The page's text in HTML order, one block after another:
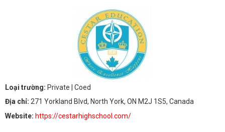
Loại trường: Private | Coed
Địa chỉ: 271 Yorkland Blvd, North York, ON M2J 1S5, Canada
Website: https://cestarhighschool.com/